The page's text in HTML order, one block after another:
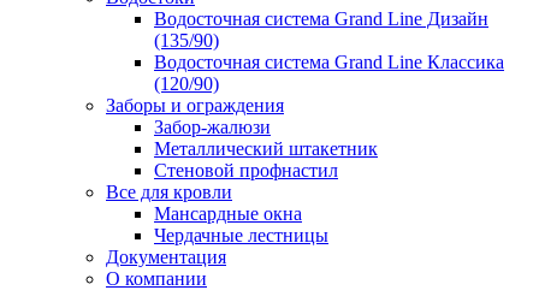
Водосточная система Grand Line Дизайн
(135/90)
Водосточная система Grand Line Классика
(120/90)
Заборы и ограждения
Забор-жалюзи
Металлический штакетник
Стеновой профнастил
Все для кровли
Мансардные окна
Чердачные лестницы
Документация
О компании